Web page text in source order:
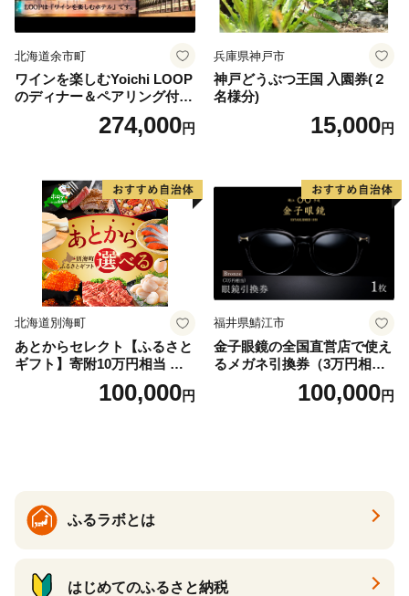
北海道余市町
ワインを楽しむYoichi LOOP
のディナー＆ペアリング付宿
泊プラン＜デラックスツイン
274,000円
兵庫県神戸市
神戸どうぶつ王国 入園券(２
名様分)
15,000円
北海道別海町
あとからセレクト【ふるさと
ギフト】寄附10万円相当 あ
とから選べる！ ギフト いく
ら ほたて 海鮮 牛肉 別海町
ギフト ふるさと納税 ）
100,000円
福井県鯖江市
金子眼鏡の全国直営店で使え
るメガネ引換券（3万円相
100,000円
ふるラボとは
はじめてのふるさと納税